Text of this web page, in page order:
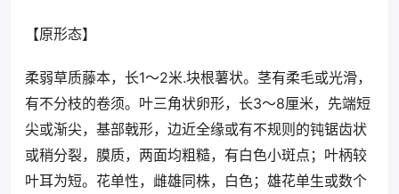
【原形态】
柔弱草质藤本，长1～2米.块根薯状。茎有柔毛或光滑，
有不分枝的卷须。叶三角状卵形，长3～8厘米，先端短
尖或渐尖，基部戟形，边近全缘或有不规则的钝锯齿状
或稍分裂，膜质，两面均粗糙，有白色小斑点；叶柄较
叶耳为短。花单性，雌雄同株，白色；雄花单生或数个